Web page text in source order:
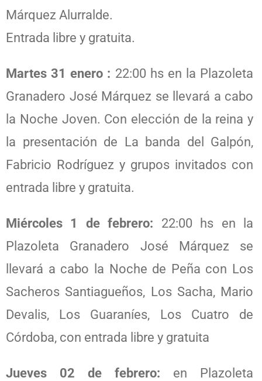
Márquez Alurralde.
Entrada libre y gratuita.
Martes 31 enero : 22:00 hs en la Plazoleta
Granadero José Márquez se llevará a cabo
la Noche Joven. Con elección de la reina y
la presentación de La banda del Galpón,
Fabricio Rodríguez y grupos invitados con
entrada libre y gratuita.
Miércoles 1 de febrero: 22:00 hs en la
Plazoleta Granadero José Márquez se
llevará a cabo la Noche de Peña con Los
Sacheros Santiagueños, Los Sacha, Mario
Devalis, Los Guaraníes, Los Cuatro de
Córdoba, con entrada libre y gratuita
Jueves 02 de febrero: en Plazoleta